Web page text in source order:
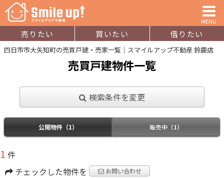
MENU
売りたい 買いたい 借りたい
四日市市大矢知町の売買戸建・売家一覧｜スマイルアップ不動産 鈴鹿店
売買戸建物件一覧
検索条件を変更
公開物件（1） 販売中（1）
1 件
チェックした物件を
お問い合わせ